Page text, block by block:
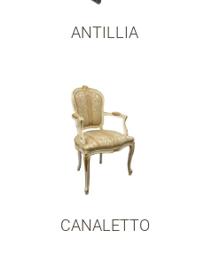
ANTILLIA
CANALETTO